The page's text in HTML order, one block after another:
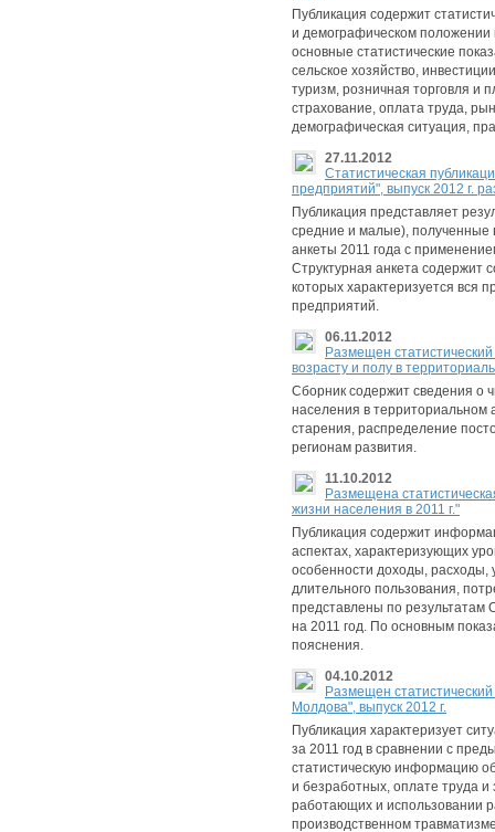
Публикация содержит
и демографическом
основные статистические
сельское хозяйство,
туризм, розничная торговля и
страхование, оплата труда,
демографическая ситуация,
27.11.2012
Cтатистическая
предприятий", выпуск 2012 г.
Публикация представляет
средние и малые), полученные
анкеты 2011 года с
Структурная анкета содержит
которых характеризуется вся
предприятий.
06.11.2012
Размещен
возрасту и полу в
Сборник содержит сведения о
населения в территориальном
старения, распределение
регионам развития.
11.10.2012
Размещена
жизни населения в 2011 г."
Публикация содержит
аспектах, характеризующих
особенности доходы, расходы,
длительного пользования,
представлены по
на 2011 год. По основным
пояснения.
04.10.2012
Размещен
Молдова", выпуск 2012 г.
Публикация характеризует
за 2011 год в сравнении с
статистическую информацию
и безработных, оплате труда
работающих и использовании
производственном